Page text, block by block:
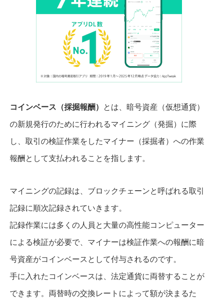
コインベース（採掘報酬） とは、暗号資産（仮想通貨）
の新規発行のために行われるマイニング（発掘）に際
し、取引の検証作業をしたマイナー（採掘者）への作業
報酬として支払われることを指します。
マイニングの記録は、ブロックチェーンと呼ばれる取引
記録に順次記録されていきます。
記録作業には多くの人員と大量の高性能コンピューター
による検証が必要で、マイナーは検証作業への報酬に暗
号資産がコインベースとして付与されるのです。
手に入れたコインベースは、法定通貨に両替することが
できます。両替時の交換レートによって額が決まるた